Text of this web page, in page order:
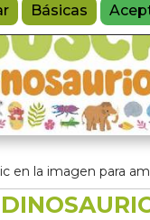
Básicas
en la imagen para